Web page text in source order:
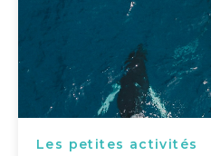
Les petites activités